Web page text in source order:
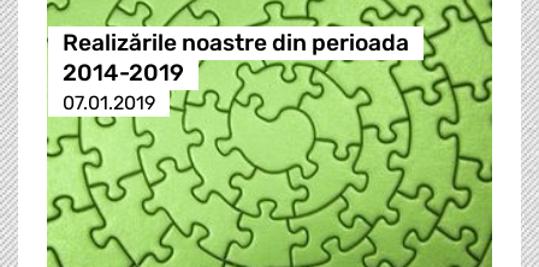
Realizările noastre din perioada
2014-2019
07.01.2019